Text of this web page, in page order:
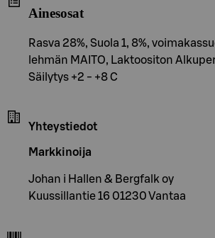
Ainesosat
Rasva 28%, Suola 1, 8%,
lehmän MAITO, Laktoositon
Säilytys +2 - +8 C
Yhteystiedot
Markkinoija
Johan i Hallen & Bergfalk oy
Kuussillantie 16 01230 Vantaa